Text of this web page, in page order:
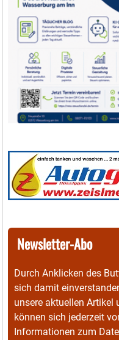
Newsletter-Abo
Durch Anklicken des
sich damit
unsere aktuellen Artikel
können sich jederzeit
Informationen zum